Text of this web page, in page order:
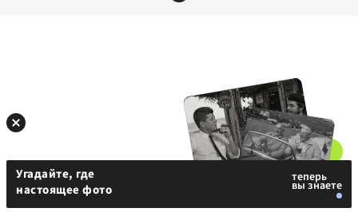
Угадайте, где
настоящее фото